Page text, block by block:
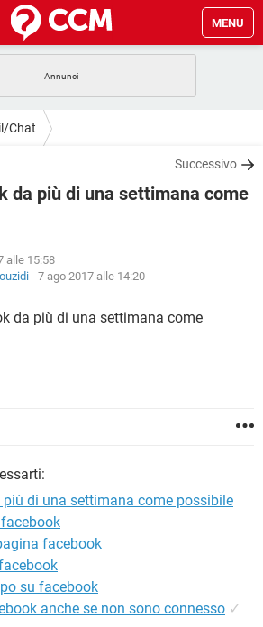
MENU
WHATSAPP
FACEBOOK
GAMING
FACEBOOK
ANDROID
ANDROID
Chat
Successivo
da più di una settimana come
alle 15:58
- 7 ago 2017 alle 14:20
da più di una settimana come
più di una settimana come possibile
facebook
su facebook
anche se non sono connesso ✓